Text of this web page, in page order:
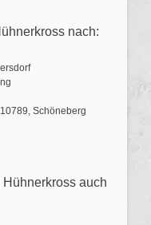
nach:
Schöneberg
auch